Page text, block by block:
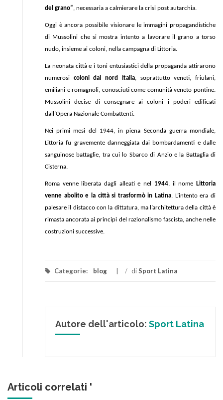
del grano”, necessaria a calmierare la crisi post autarchia.
Oggi è ancora possibile visionare le immagini propagandistiche
di Mussolini che si mostra intento a lavorare il grano a torso
nudo, insieme ai coloni, nella campagna di Littoria.
La neonata città e i toni entusiastici della propaganda attirarono
numerosi coloni dal nord Italia, soprattutto veneti, friulani,
emiliani e romagnoli, conosciuti come comunità veneto pontine.
Mussolini decise di consegnare ai coloni i poderi edificati
dall’Opera Nazionale Combattenti.
Nei primi mesi del 1944, in piena Seconda guerra mondiale,
Littoria fu gravemente danneggiata dai bombardamenti e dalle
sanguinose battaglie, tra cui lo Sbarco di Anzio e la Battaglia di
Cisterna.
Roma venne liberata dagli alleati e nel 1944, il nome
Littoria
venne abolito e la città si trasformò in Latina. L’intento era di
palesare il distacco con la dittatura, ma l’architettura della città è
rimasta ancorata ai principi del razionalismo fascista, anche nelle
costruzioni successive.
Categorie: blog / diSport Latina
Autore dell'articolo: Sport Latina
Articoli correlati '